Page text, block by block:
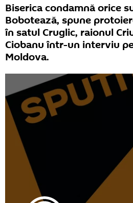
Biserica condamnă orice
Bobotează, spune
în satul Cruglic, raionul
Ciobanu într-un interviu
Moldova.